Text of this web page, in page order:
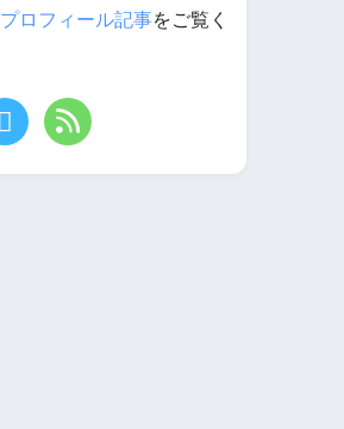
プロフィール記事をご覧く